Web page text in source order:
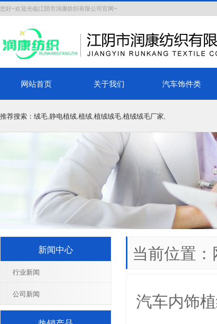
您好~欢迎光临江阴市润康纺织有限公司官网~
网站首页 关于我们 汽车饰件类
推荐搜索： 绒毛,静电植绒,植绒,植绒绒毛,植绒绒毛厂家,
当前位置：
汽车内饰
新闻中心
行业新闻
公司新闻